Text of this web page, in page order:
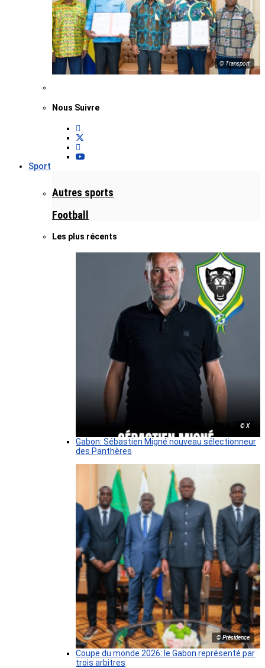
© Transport
Nous Suivre
Sport
Autres sports
Football
Les plus récents
© X
Gabon: Sébastien Migné nouveau sélectionneur
des Panthères
© Présidence
Coupe du monde 2026: le Gabon représenté par
trois arbitres